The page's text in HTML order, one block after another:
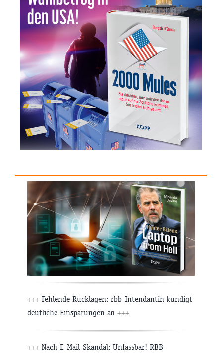
+++ Fehlende Rücklagen: rbb-Intendantin kündigt
deutliche Einsparungen an +++
+++ Nach E-Mail-Skandal: Unfassbar! RBB-